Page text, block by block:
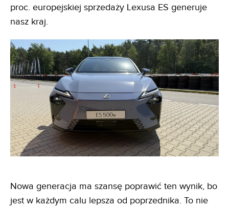
proc. europejskiej sprzedaży Lexusa ES generuje
nasz kraj.
Nowa generacja ma szansę poprawić ten wynik, bo
jest w każdym calu lepsza od poprzednika. To nie